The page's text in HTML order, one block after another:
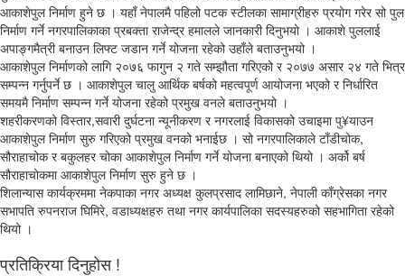
आकाशेपुल निर्माण हुने छ । यहाँ नेपालमै पहिलो पटक स्टीलका सामाग्रीहरु प्रयोग गरेर सो पुल
निर्माण गर्ने नगरपालिकाका प्रबक्ता राजेन्द्र हमालले जानकारी दिनुभयो । आकाशे पुललाई
अपाङ्गमैत्री बनाउन लिफ्ट जडान गर्ने योजना रहेको उहाँले बताउनुभयो ।
आकाशेपुल निर्माणको लागि २०७६ फागुन २ गते सम्झौता गरिएको र २०७७ असार २४ गते भित्र
सम्पन्न गर्नुपर्ने छ । आकाशेपुल चालु आर्थिक बर्षको महत्वपूर्ण आयोजना भएको र निर्धारित
समयमै निर्माण सम्पन्न गर्ने योजना रहेको प्रमुख वनले बताउनुभयो ।
शहरीकरणको विस्तार,सवारी दुर्घटना न्यूनीकरण र नगरलाई विकासको उचाइमा पु¥याउन
आकाशेपुल निर्माण सुरु गरिएको प्रमुख वनको भनाईछ । सो नगरपालिकाले टाँडीचोक,
सौराहाचोक र बकुलहर चोका आकाशेपुल निर्माण गर्ने योजना बनाएको थियो । अर्को बर्ष
सौराहाचोकमा आकाशेपुल निर्माण सुरु हुने छ ।
शिलान्यास कार्यक्रममा नेकपाका नगर अध्यक्ष कुलप्रसाद लामिछाने, नेपाली काँग्रेसका नगर
सभापति रुपनराज घिमिरे, वडाध्यक्षहरु तथा नगर कार्यपालिका सदस्यहरुको सहभागिता रहेको
थियो ।
प्रतिक्रिया दिनुहोस !